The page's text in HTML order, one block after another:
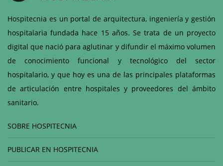
Hospitecnia es un portal de arquitectura, ingeniería y gestión
hospitalaria fundada hace 15 años. Se trata de un proyecto
digital que nació para aglutinar y difundir el máximo volumen
de conocimiento funcional y tecnológico del sector
hospitalario, y que hoy es una de las principales plataformas
de articulación entre hospitales y proveedores del ámbito
sanitario.
SOBRE HOSPITECNIA
PUBLICAR EN HOSPITECNIA